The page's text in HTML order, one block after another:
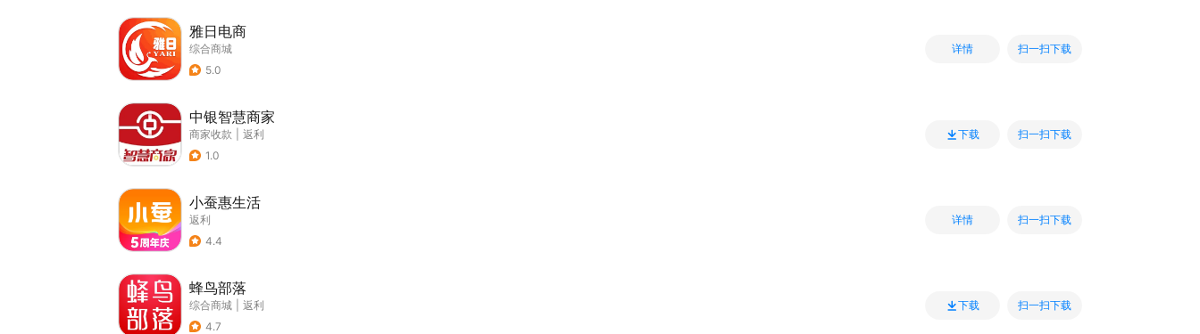
雅日电商
综合商城
5.0
详情 扫一扫下载
中银智慧商家
商家收款
返利
1.0
下载 扫一扫下载
小蚕惠生活
返利
4.4
详情 扫一扫下载
蜂鸟部落
综合商城
返利
4.7
下载 扫一扫下载